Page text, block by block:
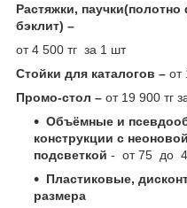
Растяжки,
бэклит) –
от 4 500 тг за 1 шт
Стойки для каталогов – от
Промо-стол – от 19 900 тг
Объёмные и
конструкции с
подсветкой - от 75 до
Пластиковые,
размера